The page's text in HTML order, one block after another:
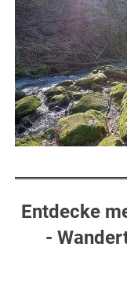
Entdecke
-